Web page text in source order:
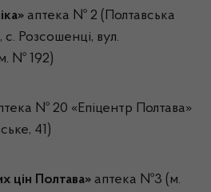
аптека № 2 (Полтавська
Розсошенці, вул.
№ 192)
№ 20 «Епіцентр Полтава»
41)
цін Полтава» аптека №3 (м.